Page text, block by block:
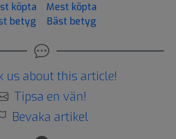
köpta
betyg
Mest köpta
Bäst betyg
us about this article!
Tipsa en vän!
Bevaka artikel